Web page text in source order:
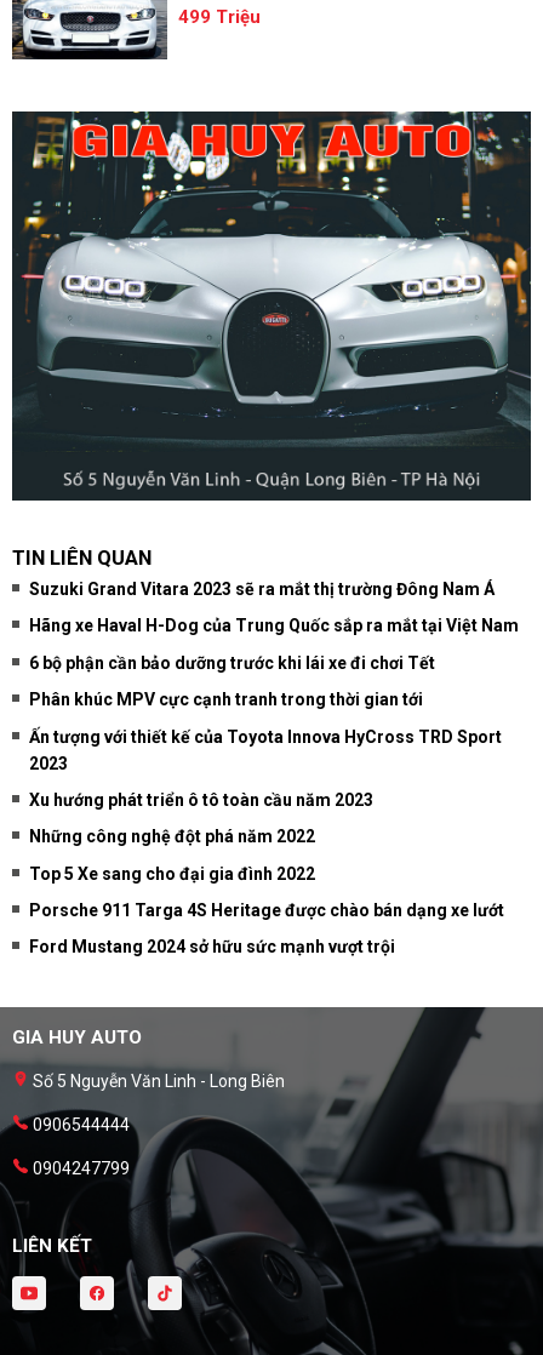
499 Triệu
TIN LIÊN QUAN
Suzuki Grand Vitara 2023 sẽ ra mắt thị trường Đông Nam Á
Hãng xe Haval H-Dog của Trung Quốc sắp ra mắt tại Việt Nam
6 bộ phận cần bảo dưỡng trước khi lái xe đi chơi Tết
Phân khúc MPV cực cạnh tranh trong thời gian tới
Ấn tượng với thiết kế của Toyota Innova HyCross TRD Sport
2023
Xu hướng phát triển ô tô toàn cầu năm 2023
Những công nghệ đột phá năm 2022
Top 5 Xe sang cho đại gia đình 2022
Porsche 911 Targa 4S Heritage được chào bán dạng xe lướt
Ford Mustang 2024 sở hữu sức mạnh vượt trội
GIA HUY AUTO
Số 5 Nguyễn Văn Linh - Long Biên
0906544444
0904247799
LIÊN KẾT